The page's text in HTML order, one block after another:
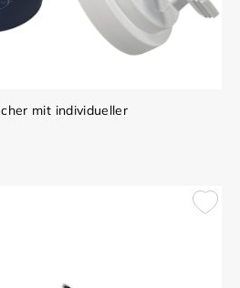
mit individueller